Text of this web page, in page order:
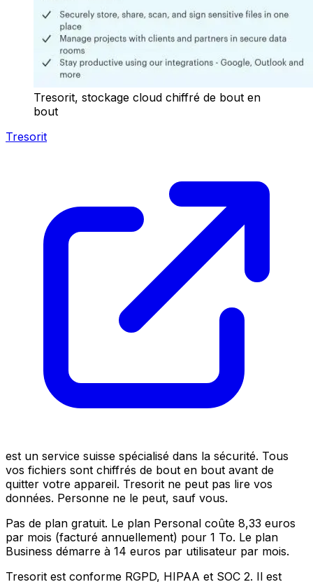
Tresorit, stockage cloud chiffré de bout en
bout
Tresorit
est un service suisse spécialisé dans la sécurité. Tous
vos fichiers sont chiffrés de bout en bout avant de
quitter votre appareil. Tresorit ne peut pas lire vos
données. Personne ne le peut, sauf vous.
Pas de plan gratuit. Le plan Personal coûte 8,33 euros
par mois (facturé annuellement) pour 1 To. Le plan
Business démarre à 14 euros par utilisateur par mois.
Tresorit est conforme RGPD, HIPAA et SOC 2. Il est